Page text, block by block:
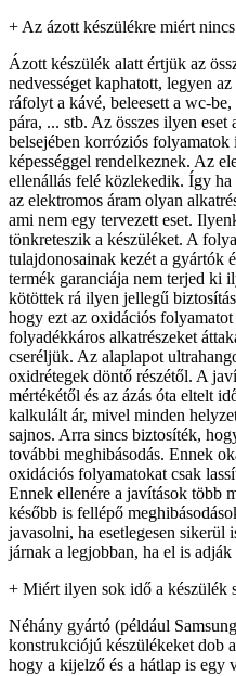
+ Az ázott készülékre miért
Ázott készülék alatt értjük az
nedvességet kaphatott, legyen
ráfolyt a kávé, beleesett a wc-
pára, ... stb. Az összes ilyen
belsejében korróziós
képességgel rendelkeznek. Az
ellenállás felé közlekedik. Így ha
az elektromos áram olyan
ami nem egy tervezett eset.
tönkreteszik a készüléket. A
tulajdonosainak kezét a gyártók
termék garanciája nem terjed ki
kötöttek rá ilyen jellegű
hogy ezt az oxidációs
folyadékkáros alkatrészeket
cseréljük. Az alaplapot
oxidrétegek döntő részétől. A
mértékétől és az ázás óta eltelt
kalkulált ár, mivel minden
sajnos. Arra sincs biztosíték,
további meghibásodás. Ennek
oxidációs folyamatokat csak
Ennek ellenére a javítások több
később is fellépő
javasolni, ha esetlegesen sikerül
járnak a legjobban, ha el is
+ Miért ilyen sok idő a készülék
Néhány gyártó (például
konstrukciójú készülékeket dob
hogy a kijelző és a hátlap is egy